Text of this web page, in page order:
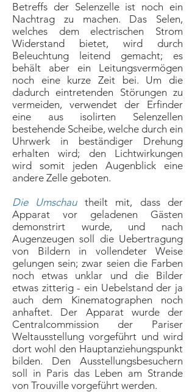
Betreffs der Selenzelle ist noch ein
Nachtrag zu machen. Das Selen,
welches dem electrischen Strom
Widerstand bietet, wird durch
Beleuchtung leitend gemacht; es
behält aber ein Leitungsvermögen
noch eine kurze Zeit bei. Um die
dadurch eintretenden Störungen zu
vermeiden, verwendet der Erfinder
eine aus isolirten Selenzellen
bestehende Scheibe, welche durch ein
Uhrwerk in beständiger Drehung
erhalten wird; den Lichtwirkungen
wird somit jeden Augenblick eine
andere Zelle geboten.
Die Umschautheilt mit, dass der
Apparat vor geladenen Gästen
demonstrirt wurde, und nach
Augenzeugen soll die Uebertragung
von Bildern in vollendeter Weise
gelungen sein; zwar seien die Farben
noch etwas unklar und die Bilder
etwas zitterig - ein Uebelstand der ja
auch dem Kinematographen noch
anhaftet. Der Apparat wurde der
Centralcommission der Pariser
Weltausstellung vorgeführt und wird
dort wohl den Hauptanziehungspunkt
bilden. Den Ausstellungsbesuchern
soll in Paris das Leben am Strande
von Trouville vorgeführt werden.